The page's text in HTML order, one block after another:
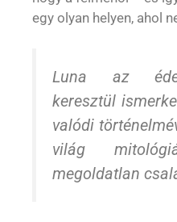
egy olyan helyen, ahol
Luna az
keresztül
valódi
világ
megoldatlan